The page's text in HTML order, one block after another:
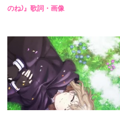
のね)』歌詞・画像